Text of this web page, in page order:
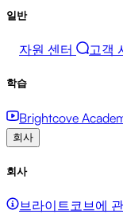
일반
자원 센터 고객
학습
Brightcove
회사
회사
브라이트코브에